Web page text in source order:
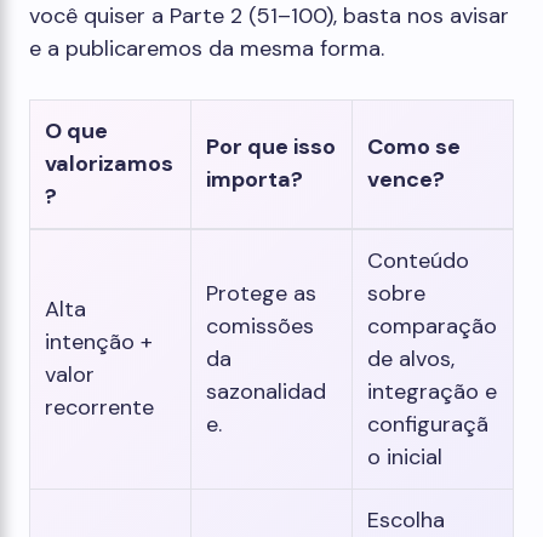
você quiser a Parte 2 (51–100), basta nos avisar
e a publicaremos da mesma forma.
O que
valorizamos
?
Por que isso
importa?
Como se
vence?
Alta
intenção +
valor
recorrente
Protege as
comissões
da
sazonalidad
e.
Conteúdo
sobre
comparação
de alvos,
integração e
configuraçã
o inicial
Escolha